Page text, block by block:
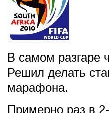
В самом разгаре
Решил делать
марафона.
Примерно раз в